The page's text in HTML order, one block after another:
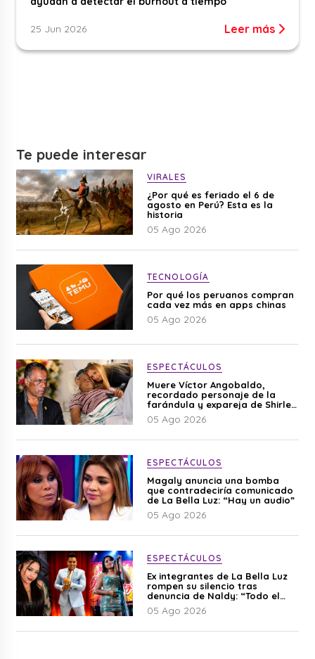
25 Jun 2026 Leer más
Te puede interesar
VIRALES
¿Por qué es feriado el 6 de
agosto en Perú? Esta es la
historia
05 Ago 2026
TECNOLOGÍA
Por qué los peruanos compran
cada vez más en apps chinas
05 Ago 2026
ESPECTÁCULOS
Muere Víctor Angobaldo,
recordado personaje de la
farándula y expareja de Shirley
Cherres
05 Ago 2026
ESPECTÁCULOS
Magaly anuncia una bomba
que contradeciría comunicado
de La Bella Luz: “Hay un audio”
05 Ago 2026
ESPECTÁCULOS
Ex integrantes de La Bella Luz
rompen su silencio tras
denuncia de Naldy: “Todo el
mundo lo sabía”
05 Ago 2026